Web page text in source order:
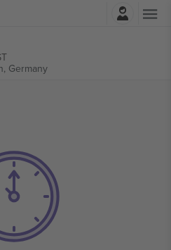
Germany